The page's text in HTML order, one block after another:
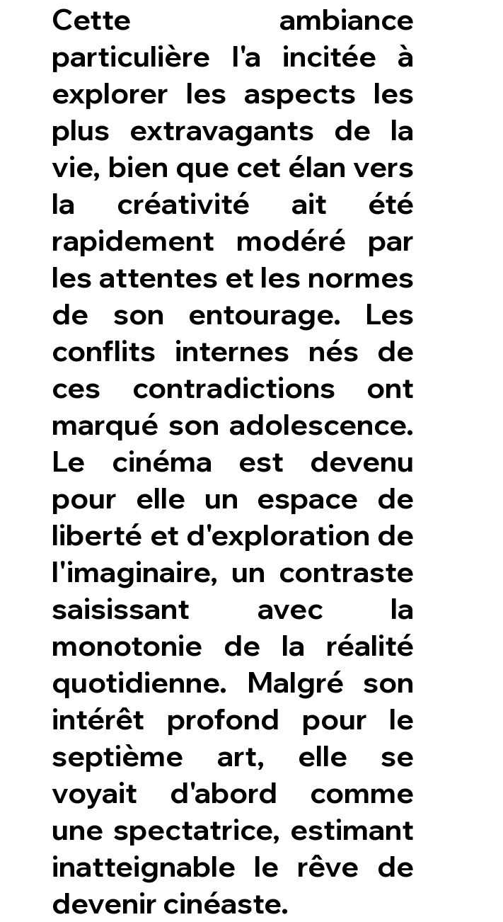
Cette ambiance
particulière l'a incitée à
explorer les aspects les
plus extravagants de la
vie, bien que cet élan vers
la créativité ait été
rapidement modéré par
les attentes et les normes
de son entourage. Les
conflits internes nés de
ces contradictions ont
marqué son adolescence.
Le cinéma est devenu
pour elle un espace de
liberté et d'exploration de
l'imaginaire, un contraste
saisissant avec la
monotonie de la réalité
quotidienne. Malgré son
intérêt profond pour le
septième art, elle se
voyait d'abord comme
une spectatrice, estimant
inatteignable le rêve de
devenir cinéaste.